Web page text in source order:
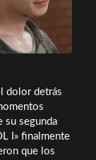
dolor detrás
su segunda
I» finalmente
que los